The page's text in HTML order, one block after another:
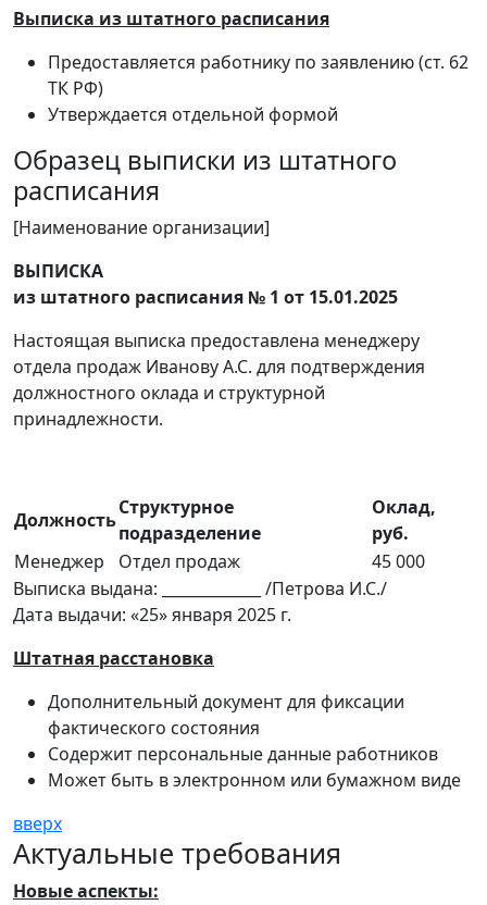
Выписка из штатного расписания
Предоставляется работнику по заявлению (ст. 62
ТК РФ)
Утверждается отдельной формой
Образец выписки из штатного
расписания
[Наименование организации]
ВЫПИСКА
из штатного расписания № 1 от 15.01.2025
Настоящая выписка предоставлена менеджеру
отдела продаж Иванову А.С. для подтверждения
должностного оклада и структурной
принадлежности.
Должность
Структурное
подразделение
Оклад,
руб.
Менеджер
Отдел продаж
45 000
Выписка выдана: _____________ /Петрова И.С./
Дата выдачи: «25» января 2025 г.
Штатная расстановка
Дополнительный документ для фиксации
фактического состояния
Содержит персональные данные работников
Может быть в электронном или бумажном виде
вверх
Актуальные требования
Новые аспекты: